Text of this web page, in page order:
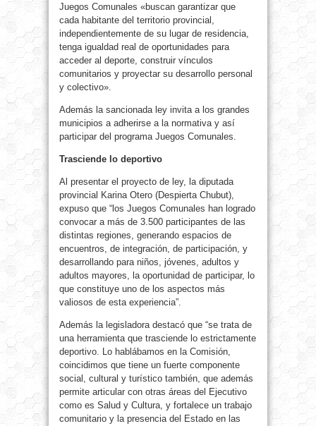
Juegos Comunales «buscan garantizar que
cada habitante del territorio provincial,
independientemente de su lugar de residencia,
tenga igualdad real de oportunidades para
acceder al deporte, construir vínculos
comunitarios y proyectar su desarrollo personal
y colectivo».
Además la sancionada ley invita a los grandes
municipios a adherirse a la normativa y así
participar del programa Juegos Comunales.
Trasciende lo deportivo
Al presentar el proyecto de ley, la diputada
provincial Karina Otero (Despierta Chubut),
expuso que “los Juegos Comunales han logrado
convocar a más de 3.500 participantes de las
distintas regiones, generando espacios de
encuentros, de integración, de participación, y
desarrollando para niños, jóvenes, adultos y
adultos mayores, la oportunidad de participar, lo
que constituye uno de los aspectos más
valiosos de esta experiencia”.
Además la legisladora destacó que “se trata de
una herramienta que trasciende lo estrictamente
deportivo. Lo hablábamos en la Comisión,
coincidimos que tiene un fuerte componente
social, cultural y turístico también, que además
permite articular con otras áreas del Ejecutivo
como es Salud y Cultura, y fortalece un trabajo
comunitario y la presencia del Estado en las